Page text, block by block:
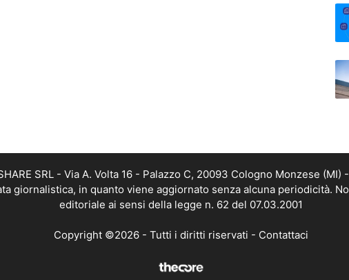
SRL - Via A. Volta 16 - Palazzo C, 20093 Cologno Monzese (MI)
giornalistica, in quanto viene aggiornato senza alcuna periodicità.
editoriale ai sensi della legge n. 62 del 07.03.2001
Copyright ©2026 - Tutti i diritti riservati - Contattaci